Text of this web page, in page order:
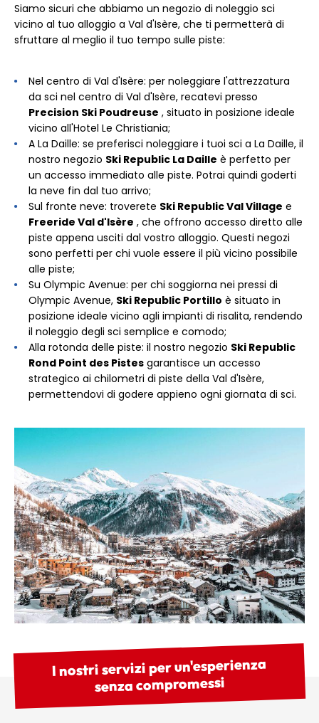
Siamo sicuri che abbiamo un negozio di noleggio sci
vicino al tuo alloggio a Val d'Isère, che ti permetterà di
sfruttare al meglio il tuo tempo sulle piste:
Nel centro di Val d'Isère: per noleggiare l'attrezzatura
da sci nel centro di Val d'Isère, recatevi presso
Precision Ski Poudreuse , situato in posizione ideale
vicino all'Hotel Le Christiania;
A La Daille: se preferisci noleggiare i tuoi sci a La Daille, il
nostro negozio Ski Republic La Daille è perfetto per
un accesso immediato alle piste. Potrai quindi goderti
la neve fin dal tuo arrivo;
Sul fronte neve: troverete Ski Republic Val Village e
Freeride Val d'Isère , che offrono accesso diretto alle
piste appena usciti dal vostro alloggio. Questi negozi
sono perfetti per chi vuole essere il più vicino possibile
alle piste;
Su Olympic Avenue: per chi soggiorna nei pressi di
Olympic Avenue, Ski Republic Portillo è situato in
posizione ideale vicino agli impianti di risalita, rendendo
il noleggio degli sci semplice e comodo;
Alla rotonda delle piste: il nostro negozio Ski Republic
Rond Point des Pistes garantisce un accesso
strategico ai chilometri di piste della Val d'Isère,
permettendovi di godere appieno ogni giornata di sci.
I nostri servizi per un'esperienza
senza compromessi